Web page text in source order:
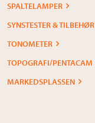
SPALTELAMPER
SYNSTESTER & TILBEHØR
TONOMETER
TOPOGRAFI/PENTACAM
MARKEDSPLASSEN